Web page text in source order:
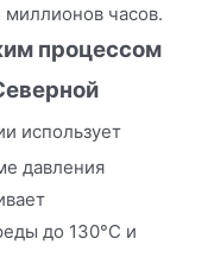
миллионов часов.
процессом
использует
давления
до 130°C и